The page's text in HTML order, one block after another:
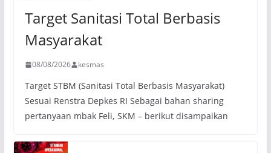
Target Sanitasi Total Berbasis
Masyarakat
08/08/2026 kesmas
Target STBM (Sanitasi Total Berbasis Masyarakat)
Sesuai Renstra Depkes RI Sebagai bahan sharing
pertanyaan mbak Feli, SKM – berikut disampaikan